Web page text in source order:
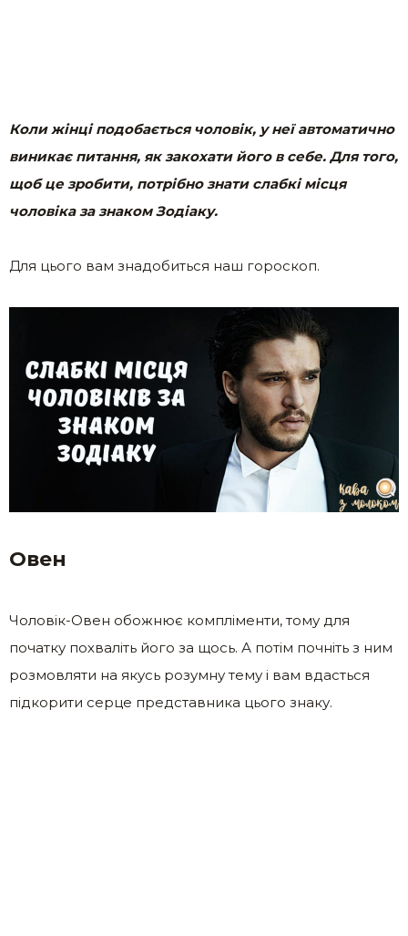
Коли жінці подобається чоловік, у неї автоматично
виникає питання, як закохати його в себе. Для того,
щоб це зробити, потрібно знати слабкі місця
чоловіка за знаком Зодіаку.
Для цього вам знадобиться наш гороскоп.
Овен
Чоловік-Овен обожнює компліменти, тому для
початку похваліть його за щось. А потім почніть з ним
розмовляти на якусь розумну тему і вам вдасться
підкорити серце представника цього знаку.